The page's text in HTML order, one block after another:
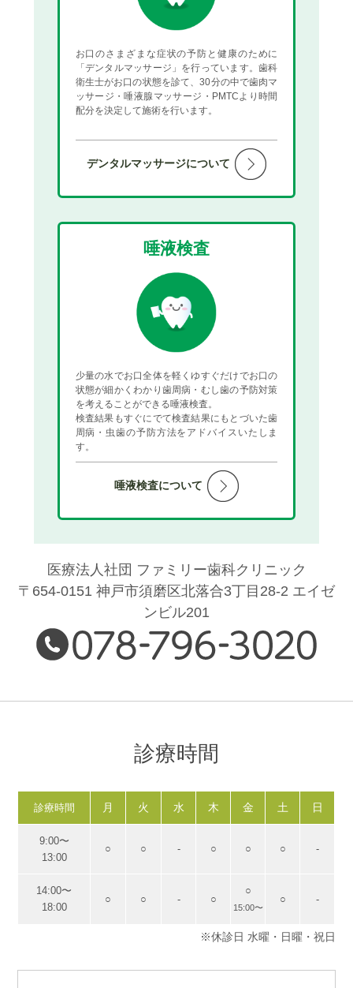
お口のさまざまな症状の予防と健康のために
「デンタルマッサージ」を行っています。歯科
衛生士がお口の状態を診て、30分の中で歯肉マ
ッサージ・唾液腺マッサージ・PMTCより時間
配分を決定して施術を行います。
デンタルマッサージについて
唾液検査
少量の水でお口全体を軽くゆすぐだけでお口の
状態が細かくわかり歯周病・むし歯の予防対策
を考えることができる唾液検査。
検査結果もすぐにでて検査結果にもとづいた歯
周病・虫歯の予防方法をアドバイスいたしま
す。
唾液検査について
医療法人社団 ファミリー歯科クリニック
〒654-0151 神戸市須磨区北落合3丁目28-2 エイゼ
ンビル201
診療時間
診療時間 月 火 水 木 金 土 日
9:00〜
13:00
○ ○ - ○ ○ ○ -
14:00〜
18:00
○ ○ - ○
○
15:00〜
○ -
※休診日 水曜・日曜・祝日